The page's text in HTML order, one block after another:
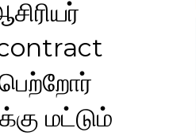
மட்டும்